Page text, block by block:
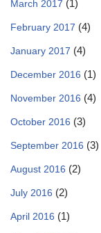
March 2017 (1)
February 2017 (4)
January 2017 (4)
December 2016 (1)
November 2016 (4)
October 2016 (3)
September 2016 (3)
August 2016 (2)
July 2016 (2)
April 2016 (1)